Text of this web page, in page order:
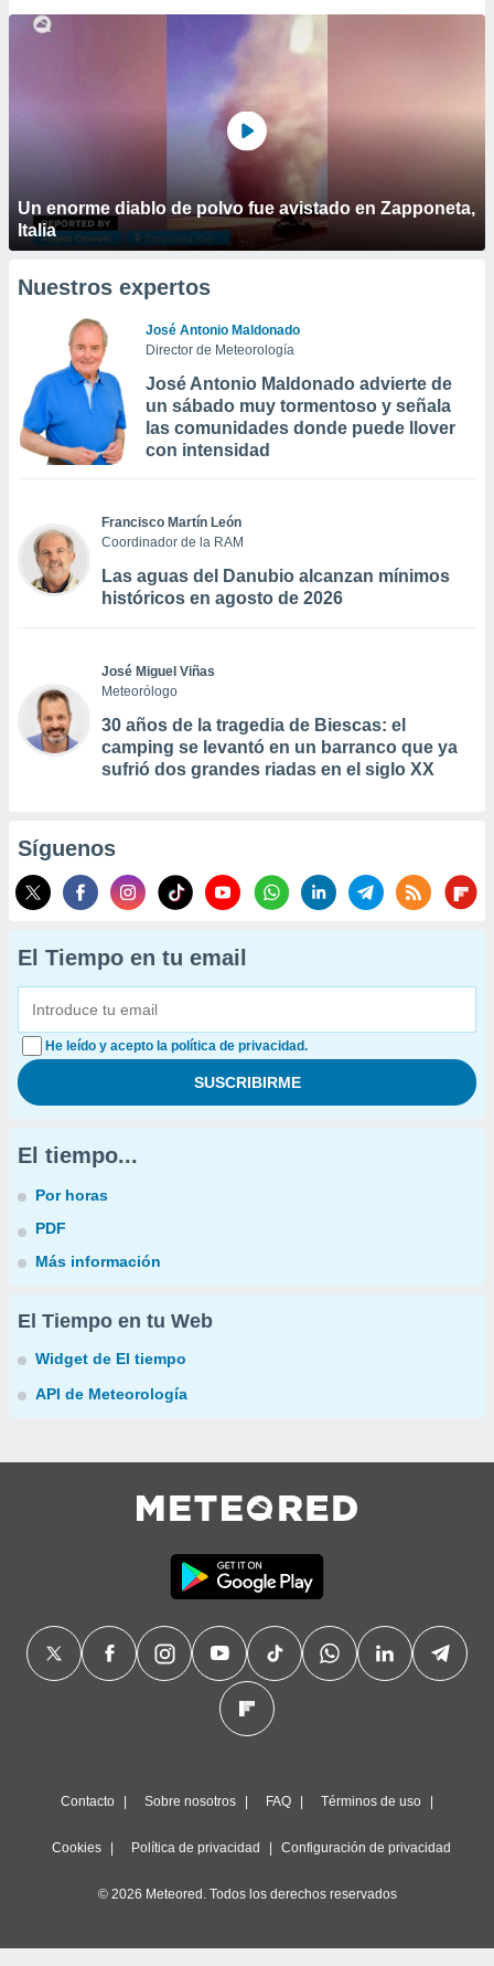
Un enorme diablo de polvo fue avistado en Zapponeta,
Italia
Nuestros expertos
José Antonio Maldonado
Director de Meteorología
José Antonio Maldonado advierte de
un sábado muy tormentoso y señala
las comunidades donde puede llover
con intensidad
Francisco Martín León
Coordinador de la RAM
Las aguas del Danubio alcanzan mínimos
históricos en agosto de 2026
José Miguel Viñas
Meteorólogo
30 años de la tragedia de Biescas: el
camping se levantó en un barranco que ya
sufrió dos grandes riadas en el siglo XX
Síguenos
El Tiempo en tu email
He leído y acepto la política de privacidad.
El tiempo...
Por horas
PDF
Más información
El Tiempo en tu Web
Widget de El tiempo
API de Meteorología
Contacto Sobre nosotros FAQ Términos de uso
Cookies Política de privacidad Configuración de privacidad
© 2026 Meteored. Todos los derechos reservados